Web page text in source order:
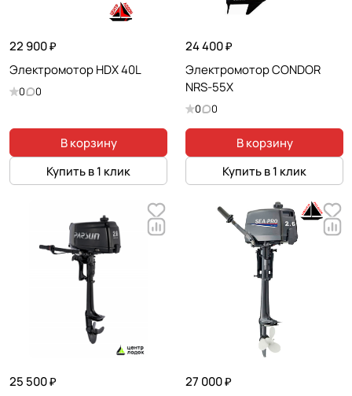
22 900 ₽
Электромотор HDX 40L
0 0
В корзину
Купить в 1 клик
24 400 ₽
Электромотор CONDOR
NRS-55X
0 0
В корзину
Купить в 1 клик
25 500 ₽
27 000 ₽